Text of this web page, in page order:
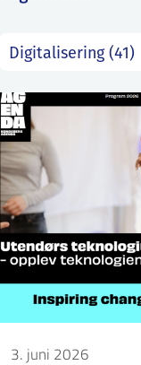
PRESSE ENGLISH
3. juni 2026